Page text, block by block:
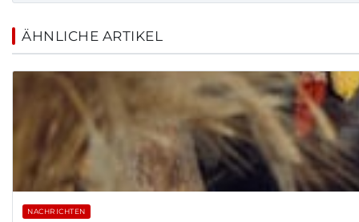
ÄHNLICHE ARTIKEL
NACHRICHTEN